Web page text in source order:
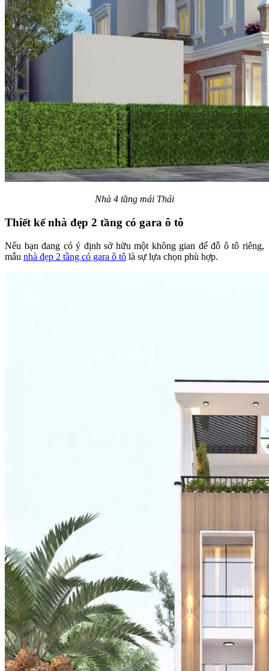
Nhà 4 tầng mái Thái
Thiết kế nhà đẹp 2 tầng có gara ô tô
Nếu bạn đang có ý định sở hữu một không gian để đỗ ô tô riêng,
mẫu nhà đẹp 2 tầng có gara ô tô là sự lựa chọn phù hợp.